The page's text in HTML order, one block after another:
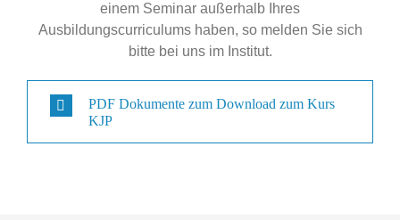
einem Seminar außerhalb Ihres
Ausbildungscurriculums haben, so melden Sie sich
bitte bei uns im Institut.
PDF Dokumente zum Download zum Kurs
KJP